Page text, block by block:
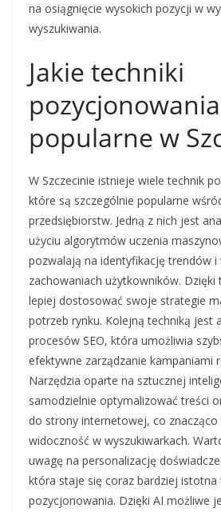
na osiągnięcie wysokich pozycji w
wyszukiwania.
Jakie techniki
popularne w
W Szczecinie istnieje wiele technik
które są szczególnie popularne
przedsiębiorstw. Jedną z nich jest
użyciu algorytmów uczenia
pozwalają na identyfikację trendów
zachowaniach użytkowników.
lepiej dostosować swoje strategie
potrzeb rynku. Kolejną techniką jest
procesów SEO, która umożliwia
efektywne zarządzanie kampaniami
Narzędzia oparte na sztucznej
samodzielnie optymalizować treści
do strony internetowej, co znacząco
widoczność w wyszukiwarkach.
uwagę na personalizację
która staje się coraz bardziej istotna
pozycjonowania. Dzięki AI możliwe